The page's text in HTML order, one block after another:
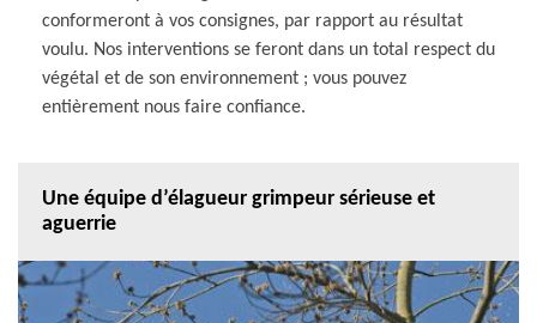
conformeront à vos consignes, par rapport au résultat
voulu. Nos interventions se feront dans un total respect du
végétal et de son environnement ; vous pouvez
entièrement nous faire confiance.
Une équipe d’élagueur grimpeur sérieuse et
aguerrie